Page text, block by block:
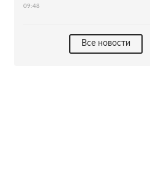
09:48
Все новости